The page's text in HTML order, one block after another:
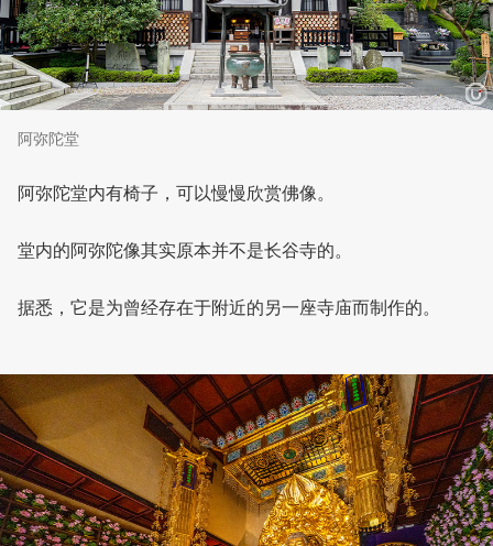
阿弥陀堂
阿弥陀堂内有椅子，可以慢慢欣赏佛像。
堂内的阿弥陀像其实原本并不是长谷寺的。
据悉，它是为曾经存在于附近的另一座寺庙而制作的。